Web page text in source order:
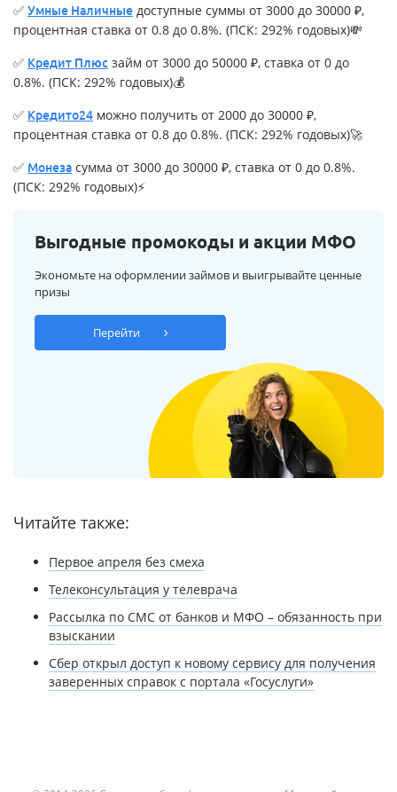
✅ Умные Наличные доступные суммы от 3000 до 30000 ₽,
процентная ставка от 0.8 до 0.8%. (ПСК: 292% годовых)💸
✅ Кредит Плюс займ от 3000 до 50000 ₽, ставка от 0 до
0.8%. (ПСК: 292% годовых)💰
✅ Кредито24 можно получить от 2000 до 30000 ₽,
процентная ставка от 0.8 до 0.8%. (ПСК: 292% годовых)🚀
✅ Монеза сумма от 3000 до 30000 ₽, ставка от 0 до 0.8%.
(ПСК: 292% годовых)⚡
Выгодные промокоды и акции МФО
Экономьте на оформлении займов и выигрывайте ценные
призы
Перейти
Читайте также:
Первое апреля без смеха
Телеконсультация у телеврача
Рассылка по СМС от банков и МФО – обязанность при
взыскании
Сбер открыл доступ к новому сервису для получения
заверенных справок с портала «Госуслуги»